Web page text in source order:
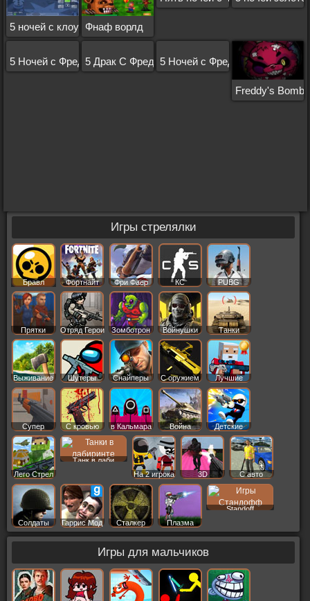
5 ночей с клоуномФнаф ворлд
5 Ночей с Фредди 35 Драк С Фредди5 Ночей с Фредди 2
Freddy's Bomb
Игры стрелялки
Бравл
Старс
Фортнайт Фри Фаер КС PUBG
Прятки Отряд Герои Зомботрон Войнушки Танки
Выживание Шутеры Снайперы С оружием Лучшие
Супер С кровью в Кальмара Война Детские
Лего Стрел
Танк в лаби
На 2 игрока
3D С авто
Солдаты Гаррис Мод Сталкер Плазма
Standoff
Игры для мальчиков